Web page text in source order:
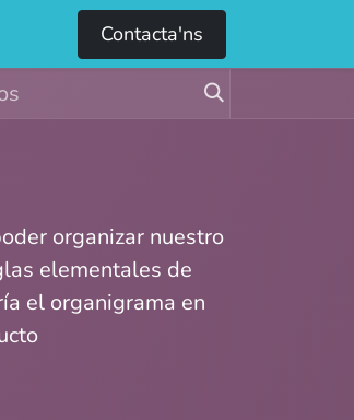
Contacta'ns
organizar nuestro
elementales de
el organigrama en